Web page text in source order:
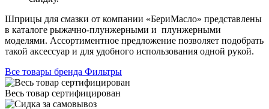
Шприцы для смазки от компании «БериМасло» представлены
в каталоге рыжачно-плунжерными и плунжерными
моделями. Ассортиментное предложение позволяет подобрать
такой аксессуар и для удобного использования одной рукой.
Все товары бренда Фильтры
Весь товар сертифицирован